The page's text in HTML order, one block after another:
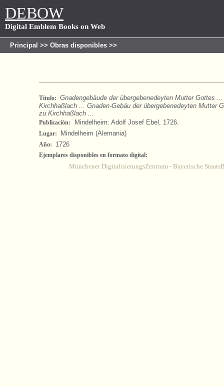
DEBOW
Digital Emblem Books on Web
Principal >> Obras disponibles >>
Título: Gnadengebäude der übergebenedeyten Mutter Gottes
Kirchhaßlach ... Gnaden-Gebäu der übergebenedeyten Mutter
zu Kirchhaßlach ...
Publicación: Mindelheim: Adolf Josef Ebel, 1726.
Lugar: Mindelheim (Alemania)
Año: 1726
Ejemplares disponibles en formato digital:
Münchener DigitalisierungsZentrum - Bayerische